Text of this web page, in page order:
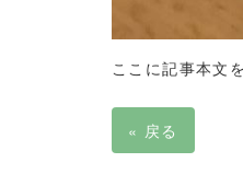
ここに記事本文
« 戻る